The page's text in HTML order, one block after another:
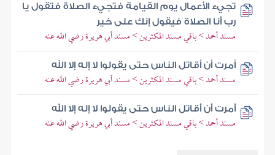
تجيء الأعمال يوم القيامة فتجيء الصلاة فتقول يا
رب أنا الصلاة فيقول إنك على خير
مسند أحمد > باقي مسند المكثرين > مسند أبي هريرة رضي الله عنه
أمرت أن أقاتل الناس حتى يقولوا لا إله إلا الله
مسند أحمد > باقي مسند المكثرين > مسند أبي هريرة رضي الله عنه
أمرت أن أقاتل الناس حتى يقولوا لا إله إلا الله
مسند أحمد > باقي مسند المكثرين > مسند أبي هريرة رضي الله عنه